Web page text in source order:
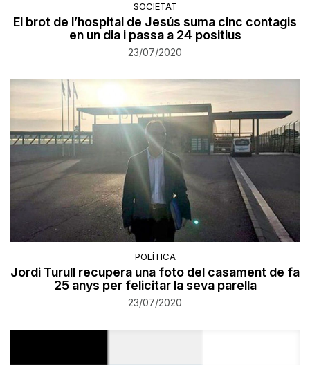
SOCIETAT
El brot de l’hospital de Jesús suma cinc contagis
en un dia i passa a 24 positius
23/07/2020
POLÍTICA
Jordi Turull recupera una foto del casament de fa
25 anys per felicitar la seva parella
23/07/2020